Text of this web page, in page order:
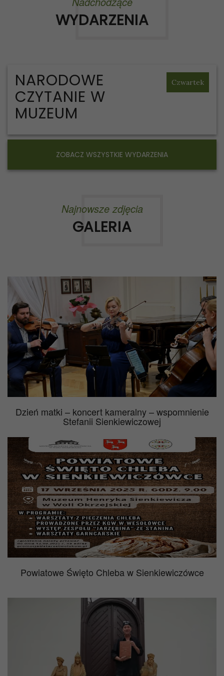
WYDARZENIA
Czwartek
NARODOWE
CZYTANIE W
MUZEUM
ZOBACZ WSZYSTKIE WYDARZENIA
Najnowsze zdjęcia
GALERIA
Dzień matki – koncert kameralny – wspomnienie
Stefanii Sienkiewiczowej
Powiatowe Święto Chleba w Sienkiewiczówce